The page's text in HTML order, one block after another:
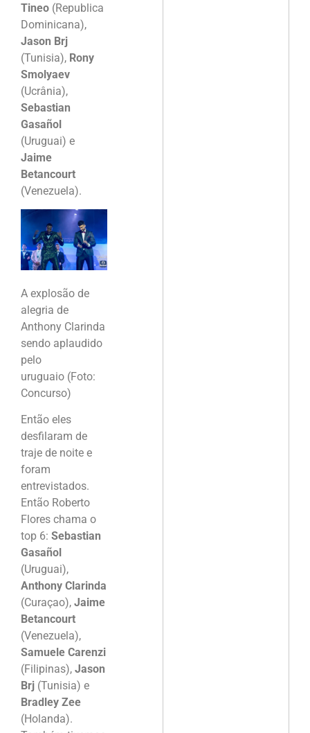
Tineo (Republica
Dominicana),
Jason Brj
(Tunisia), Rony
Smolyaev
(Ucrânia),
Sebastian
Gasañol
(Uruguai) e
Jaime
Betancourt
(Venezuela).
A explosão de
alegria de
Anthony Clarinda
sendo aplaudido
pelo
uruguaio (Foto:
Concurso)
Então eles
desfilaram de
traje de noite e
foram
entrevistados.
Então Roberto
Flores chama o
top 6: Sebastian
Gasañol
(Uruguai),
Anthony Clarinda
(Curaçao), Jaime
Betancourt
(Venezuela),
Samuele Carenzi
(Filipinas), Jason
Brj (Tunisia) e
Bradley Zee
(Holanda).